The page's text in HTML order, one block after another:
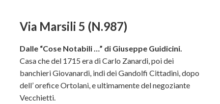
Via Marsili 5 (N.987)
Dalle “Cose Notabili …” di Giuseppe Guidicini.
Casa che del 1715 era di Carlo Zanardi, poi dei
banchieri Giovanardi, indi dei Gandolfi Cittadini, dopo
dell’ orefice Ortolani, e ultimamente del negoziante
Vecchietti.